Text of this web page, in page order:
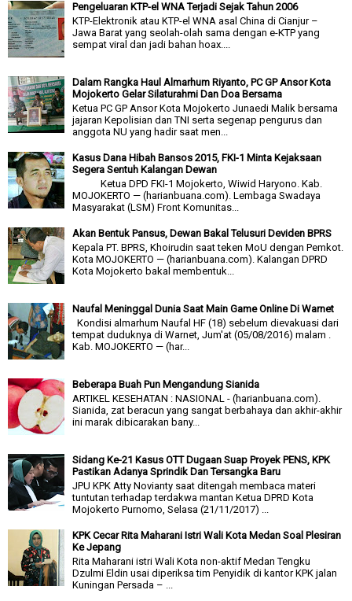
Pengeluaran KTP-el WNA Terjadi Sejak Tahun 2006
KTP-Elektronik atau KTP-el WNA asal China di Cianjur –
Jawa Barat yang seolah-olah sama dengan e-KTP yang
sempat viral dan jadi bahan hoax....
Dalam Rangka Haul Almarhum Riyanto, PC GP Ansor Kota
Mojokerto Gelar Silaturahmi Dan Doa Bersama
Ketua PC GP Ansor Kota Mojokerto Junaedi Malik bersama
jajaran Kepolisian dan TNI serta segenap pengurus dan
anggota NU yang hadir saat men...
Kasus Dana Hibah Bansos 2015, FKI-1 Minta Kejaksaan
Segera Sentuh Kalangan Dewan
Ketua DPD FKI-1 Mojokerto, Wiwid Haryono. Kab.
MOJOKERTO — (harianbuana.com). Lembaga Swadaya
Masyarakat (LSM) Front Komunitas...
Akan Bentuk Pansus, Dewan Bakal Telusuri Deviden BPRS
Kepala PT. BPRS, Khoirudin saat teken MoU dengan Pemkot.
Kota MOJOKERTO — (harianbuana.com). Kalangan DPRD
Kota Mojokerto bakal membentuk...
Naufal Meninggal Dunia Saat Main Game Online Di Warnet
Kondisi almarhum Naufal HF (18) sebelum dievakuasi dari
tempat duduknya di Warnet, Jum'at (05/08/2016) malam .
Kab. MOJOKERTO — (har...
Beberapa Buah Pun Mengandung Sianida
ARTIKEL KESEHATAN : NASIONAL - (harianbuana.com).
Sianida, zat beracun yang sangat berbahaya dan akhir-akhir
ini marak dibicarakan bany...
Sidang Ke-21 Kasus OTT Dugaan Suap Proyek PENS, KPK
Pastikan Adanya Sprindik Dan Tersangka Baru
JPU KPK Atty Novianty saat ditengah membaca materi
tuntutan terhadap terdakwa mantan Ketua DPRD Kota
Mojokerto Purnomo, Selasa (21/11/2017) ...
KPK Cecar Rita Maharani Istri Wali Kota Medan Soal Plesiran
Ke Jepang
Rita Maharani istri Wali Kota non-aktif Medan Tengku
Dzulmi Eldin usai diperiksa tim Penyidik di kantor KPK jalan
Kuningan Persada – ...